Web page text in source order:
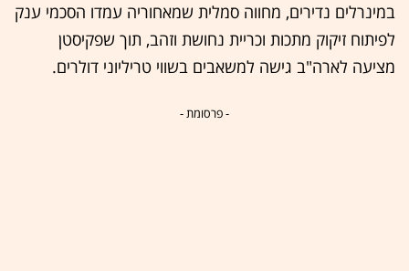
במינרלים נדירים, מחווה סמלית שמאחוריה עמדו הסכמי ענק
לפיתוח זיקוק מתכות וכריית נחושת וזהב, תוך שפקיסטן
מציעה לארה"ב גישה למשאבים בשווי טריליוני דולרים.
- פרסומת -